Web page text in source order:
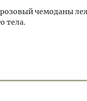
чемоданы
тела.